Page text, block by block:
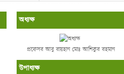
অধ্যক্ষ
প্রফেসর আবু রায়হান মোঃ আশিকুর রহমান
উপাধ্যক্ষ